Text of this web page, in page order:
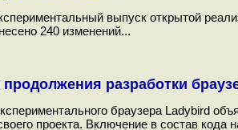
выпуск открытой
240 изменений...
разработки
браузера Ladybird
проекта. Включение в состав